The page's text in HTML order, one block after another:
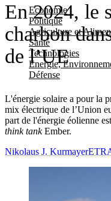
Economie
Politique
Agriculture et
Santé
Technologies
Energie,
Défense
En 2024, le
charbon
de l’UE
L'énergie solaire a pour la
mix électrique de l’Union
part de l'énergie éolienne
think tankEmber.
Nikolaus J. Kurmayer